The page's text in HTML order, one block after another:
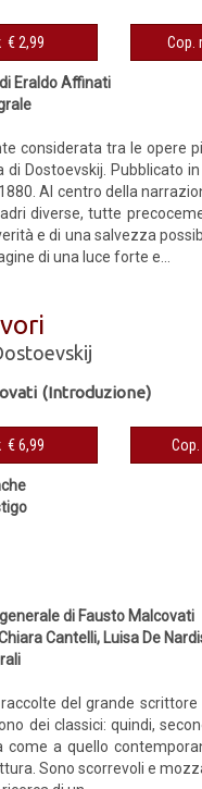
eBook € 2,99
Eraldo Affinati
considerata tra le opere
di Dostoevskij. Pubblicato
Al centro della
diverse, tutte
e di una salvezza
di una luce forte e...
(Introduzione)
eBook € 6,99
di Fausto Malcovati
Cantelli, Luisa De
del grande
dei classici: quindi,
come a quello
Sono scorrevoli e